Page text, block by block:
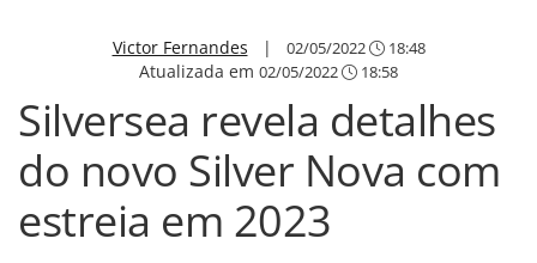
Victor Fernandes | 02/05/2022 18:48
Atualizada em 02/05/2022 18:58
Silversea revela detalhes
do novo Silver Nova com
estreia em 2023